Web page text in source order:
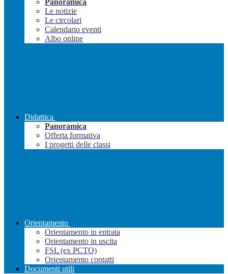
Panoramica
Le notizie
Le circolari
Calendario eventi
Albo online
Didattica
Panoramica
Offerta formativa
I progetti delle classi
Orientamento
Orientamento in entrata
Orientamento in uscita
FSL (ex PCTO)
Orientamento contatti
Documenti utili